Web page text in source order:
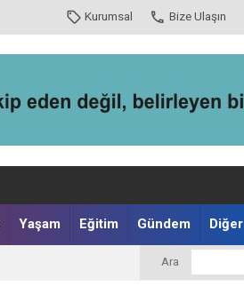
Kurumsal Bize Ulaşın
Yaşam Eğitim Gündem Diğer
Ara